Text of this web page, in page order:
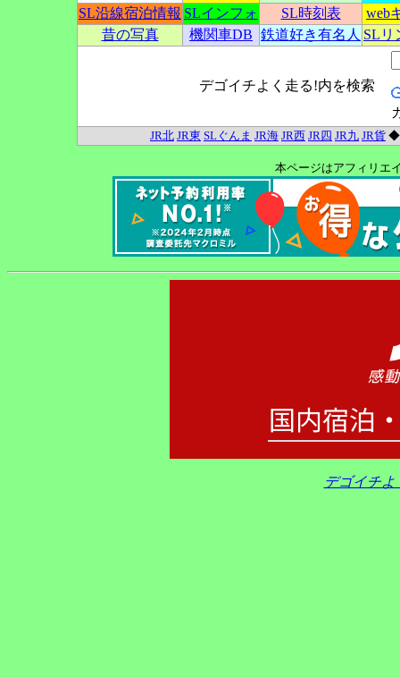
SL沿線宿泊情報 SLインフォ SL時刻表
web
昔の写真
機関車DB 鉄道好き有名人 SLリ
デゴイチよく走る!内を検索
JR北 JR東 SLぐんま JR海 JR西 JR四 JR九 JR貨
本ページはアフィリエ
デゴイチよ